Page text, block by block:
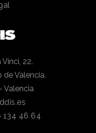
22.
de Valencia.
Valencia
134 46 64